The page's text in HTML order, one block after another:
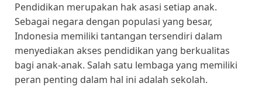
Pendidikan merupakan hak asasi setiap anak.
Sebagai negara dengan populasi yang besar,
Indonesia memiliki tantangan tersendiri dalam
menyediakan akses pendidikan yang berkualitas
bagi anak-anak. Salah satu lembaga yang memiliki
peran penting dalam hal ini adalah sekolah.